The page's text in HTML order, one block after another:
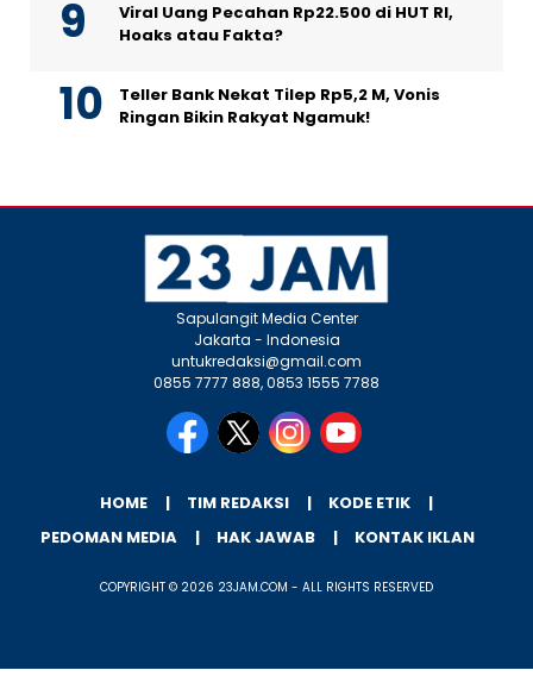
Viral Uang Pecahan Rp22.500 di HUT RI,
Hoaks atau Fakta?
Teller Bank Nekat Tilep Rp5,2 M, Vonis
Ringan Bikin Rakyat Ngamuk!
Sapulangit Media Center
Jakarta - Indonesia
untukredaksi@gmail.com
0855 7777 888, 0853 1555 7788
HOME TIM REDAKSI
KODE ETIK
PEDOMAN MEDIA
HAK JAWAB KONTAK IKLAN
COPYRIGHT © 2026 23JAM.COM - ALL RIGHTS RESERVED